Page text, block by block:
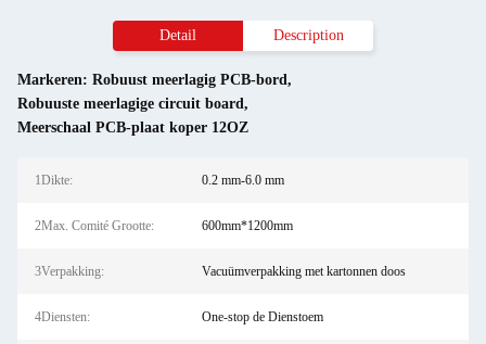
Detail Description
Markeren: Robuust meerlagig PCB-bord,
Robuuste meerlagige circuit board,
Meerschaal PCB-plaat koper 12OZ
1Dikte: 0.2 mm-6.0 mm
2Max. Comité Grootte: 600mm*1200mm
3Verpakking: Vacuümverpakking met kartonnen doos
4Diensten: One-stop de Dienstoem